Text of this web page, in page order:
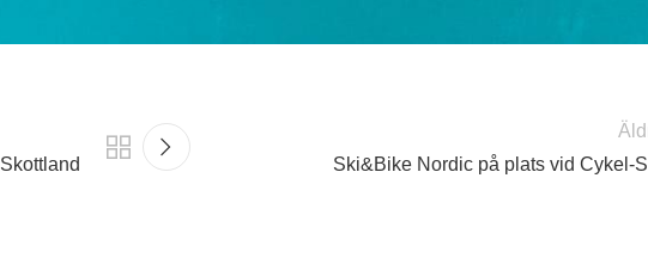
Ski&Bike Nordic på plats vid Cykel-